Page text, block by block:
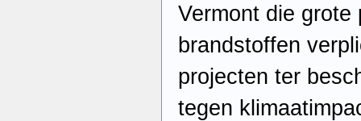
Vermont die grote
brandstoffen
projecten ter
tegen